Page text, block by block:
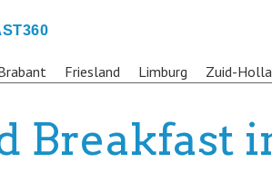
Friesland Limburg Zuid-
Breakfast